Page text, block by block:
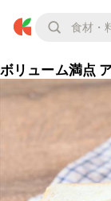
ボリューム満点